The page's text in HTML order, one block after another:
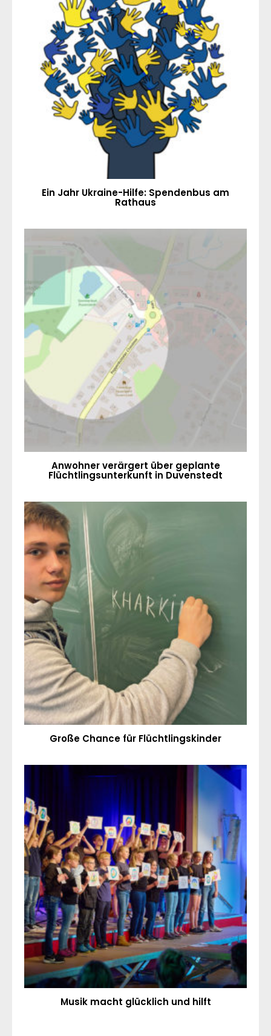
Ein Jahr Ukraine-Hilfe: Spendenbus am
Rathaus
Anwohner verärgert über geplante
Flüchtlingsunterkunft in Duvenstedt
Große Chance für Flüchtlingskinder
Musik macht glücklich und hilft